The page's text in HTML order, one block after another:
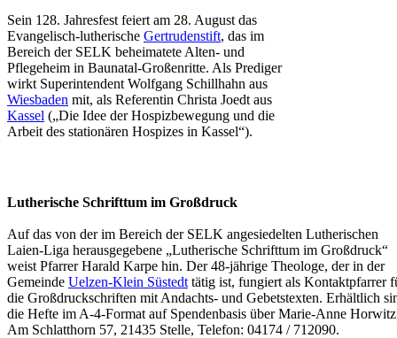
Sein 128. Jahresfest feiert am 28. August das
Evangelisch-lutherische Gertrudenstift, das im
Bereich der SELK beheimatete Alten- und
Pflegeheim in Baunatal-Großenritte. Als Prediger
wirkt Superintendent Wolfgang Schillhahn aus
Wiesbaden mit, als Referentin Christa Joedt aus
Kassel („Die Idee der Hospizbewegung und die
Arbeit des stationären Hospizes in Kassel“).
Lutherische Schrifttum im Großdruck
Auf das von der im Bereich der SELK angesiedelten Lutherischen
Laien-Liga herausgegebene „Lutherische Schrifttum im Großdruck“
weist Pfarrer Harald Karpe hin. Der 48-jährige Theologe, der in der
Gemeinde Uelzen-Klein Süstedt tätig ist, fungiert als Kontaktpfarrer
die Großdruckschriften mit Andachts- und Gebetstexten. Erhältlich
die Hefte im A-4-Format auf Spendenbasis über Marie-Anne
Am Schlatthorn 57, 21435 Stelle, Telefon: 04174 / 712090.